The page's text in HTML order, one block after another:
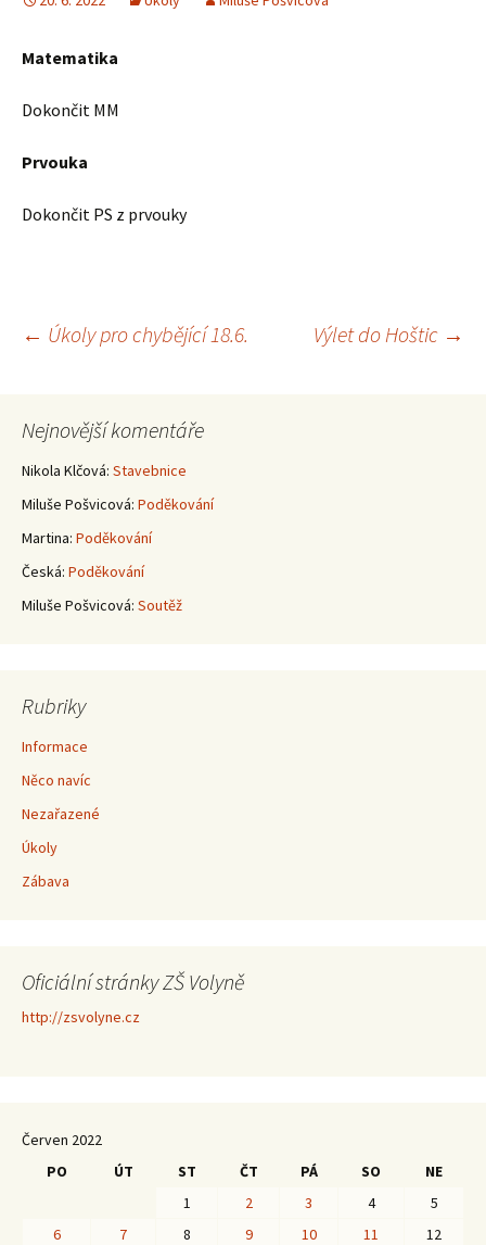
Matematika
Dokončit MM
Prvouka
Dokončit PS z prvouky
Navigace
pro
příspěvky
← Úkoly pro chybějící 18.6. Výlet do Hoštic →
Nejnovější komentáře
Nikola Klčová: Stavebnice
Miluše Pošvicová: Poděkování
Martina: Poděkování
Česká: Poděkování
Miluše Pošvicová: Soutěž
Rubriky
Informace
Něco navíc
Nezařazené
Úkoly
Zábava
Oficiální stránky ZŠ Volyně
http://zsvolyne.cz
Červen 2022
PO
ÚT ST ČT PÁ SO
NE
1
2 3 4
5
6
7 8 9 10 11
12